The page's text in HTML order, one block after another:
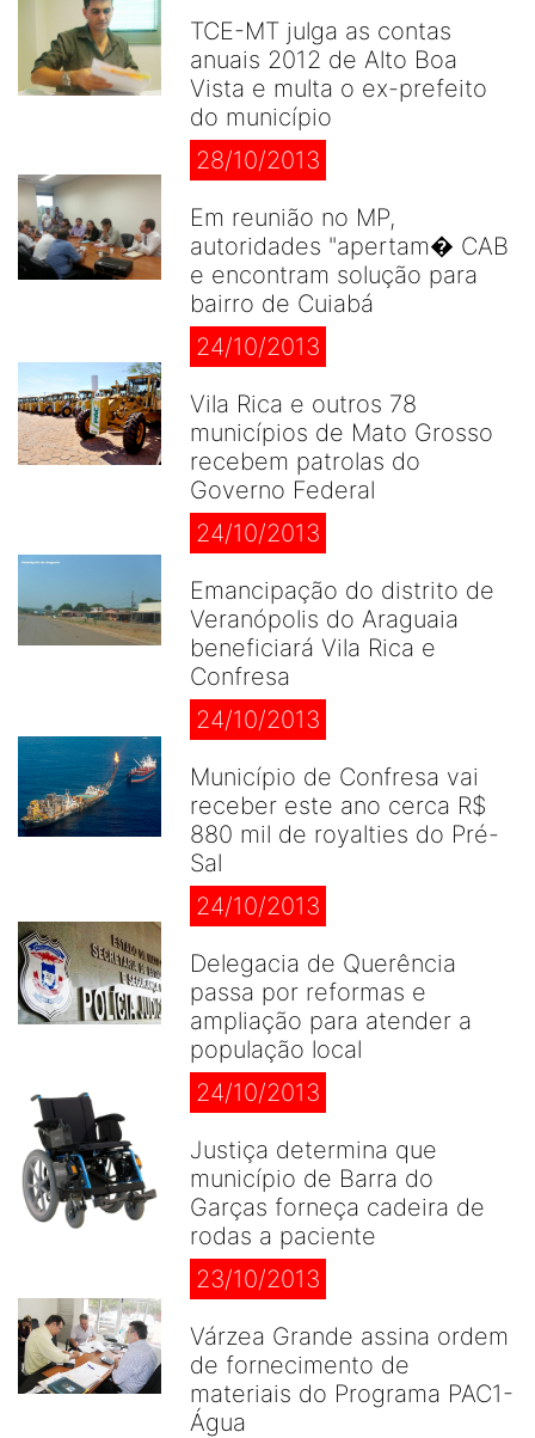
TCE-MT julga as contas
anuais 2012 de Alto Boa
Vista e multa o ex-prefeito
do município
28/10/2013
Em reunião no MP,
autoridades "apertam� CAB
e encontram solução para
bairro de Cuiabá
24/10/2013
Vila Rica e outros 78
municípios de Mato Grosso
recebem patrolas do
Governo Federal
24/10/2013
Emancipação do distrito de
Veranópolis do Araguaia
beneficiará Vila Rica e
Confresa
24/10/2013
Município de Confresa vai
receber este ano cerca R$
880 mil de royalties do Pré-
Sal
24/10/2013
Delegacia de Querência
passa por reformas e
ampliação para atender a
população local
24/10/2013
Justiça determina que
município de Barra do
Garças forneça cadeira de
rodas a paciente
23/10/2013
Várzea Grande assina ordem
de fornecimento de
materiais do Programa PAC1-
Água